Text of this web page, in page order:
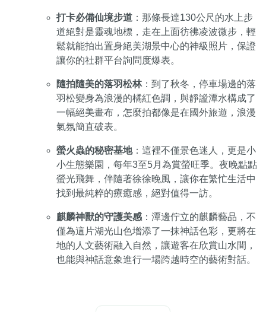
打卡必備仙境步道 ：那條長達130公尺的水上步
道絕對是靈魂地標，走在上面彷彿凌波微步，輕
鬆就能拍出置身絕美湖景中心的神級照片，保證
讓你的社群平台詢問度爆表。
隨拍隨美的落羽松林：到了秋冬，停車場邊的落
羽松變身為浪漫的橘紅色調，與靜謐潭水構成了
一幅絕美畫布，怎麼拍都像是在國外旅遊，浪漫
氣氛簡直破表。
螢火蟲的秘密基地：這裡不僅景色迷人，更是小
小生態樂園，每年3至5月為賞螢旺季。夜晚點點
螢光飛舞，伴隨著徐徐晚風，讓你在繁忙生活中
找到最純粹的療癒感，絕對值得一訪。
麒麟神獸的守護美感 ：潭邊佇立的麒麟藝品，不
僅為這片湖光山色增添了一抹神話色彩，更將在
地的人文藝術融入自然，讓遊客在欣賞山水間，
也能與神話意象進行一場跨越時空的藝術對話。